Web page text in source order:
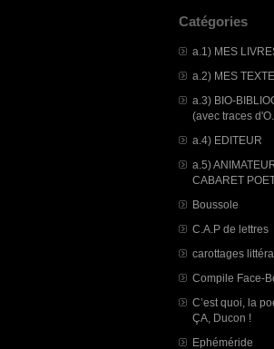
Catégories
a.1) MES
a.2) MES
a.3) BIO-
(avec traces
a.4) EDITEUR
a.5)
CABARET
Boussole
C.A.P de lettres
carottages
Compile Face-
C’est quoi, la
ÇA, Ducon !
Ephéméride